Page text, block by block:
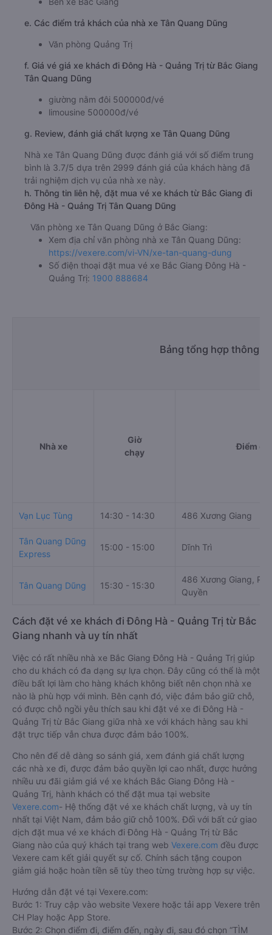
e. Các điểm trả khách của nhà xe Tân Quang Dũng
Văn phòng Quảng Trị
f. Giá vé giá xe khách đi Đông Hà - Quảng Trị từ Bắc Giang
Tân Quang Dũng
giường nằm đôi 500000đ/vé
limousine 500000đ/vé
g. Review, đánh giá chất lượng xe Tân Quang Dũng
Nhà xe Tân Quang Dũng được đánh giá với số điểm trung
bình là 3.7/5 dựa trên 2999 đánh giá của khách hàng đã
trải nghiệm dịch vụ của nhà xe này.
h. Thông tin liên hệ, đặt mua vé xe khách từ Bắc Giang đi
Đông Hà - Quảng Trị Tân Quang Dũng
Văn phòng xe Tân Quang Dũng ở Bắc Giang:
Xem địa chỉ văn phòng nhà xe Tân Quang Dũng:
https://vexere.com/vi-VN/xe-tan-quang-dung
Số điện thoại đặt mua vé xe Bắc Giang Đông Hà -
Quảng Trị: 1900 888684
Bảng tổng hợp thông
Nhà xe
Giờ
chạy
Điểm đi
Vạn Lục Tùng 14:30 - 14:30 486 Xương Giang
Tân Quang Dũng
Express
15:00 - 15:00 Dĩnh Trì
Tân Quang Dũng 15:30 - 15:30
486 Xương Giang,
Quyền
Cách đặt vé xe khách đi Đông Hà - Quảng Trị từ Bắc
Giang nhanh và uy tín nhất
Việc có rất nhiều nhà xe Bắc Giang Đông Hà - Quảng Trị giúp
cho du khách có đa dạng sự lựa chọn. Đây cũng có thể là một
điều bất lợi làm cho hàng khách không biết nên chọn nhà xe
nào là phù hợp với mình. Bên cạnh đó, việc đảm bảo giữ chỗ,
có được chỗ ngồi yêu thích sau khi đặt vé xe đi Đông Hà -
Quảng Trị từ Bắc Giang giữa nhà xe với khách hàng sau khi
đặt trực tiếp vẫn chưa được đảm bảo 100%.
Cho nên để dễ dàng so sánh giá, xem đánh giá chất lượng
các nhà xe đi, được đảm bảo quyền lợi cao nhất, được hưởng
nhiều ưu đãi giảm giá vé xe khách Bắc Giang Đông Hà -
Quảng Trị, hành khách có thể đặt mua tại website
Vexere.com- Hệ thống đặt vé xe khách chất lượng, và uy tín
nhất tại Việt Nam, đảm bảo giữ chỗ 100%. Đối với bất cứ giao
dịch đặt mua vé xe khách đi Đông Hà - Quảng Trị từ Bắc
Giang nào của quý khách tại trang web Vexere.com đều được
Vexere cam kết giải quyết sự cố. Chính sách tặng coupon
giảm giá hoặc hoàn tiền sẽ tùy theo từng trường hợp sự việc.
Hướng dẫn đặt vé tại Vexere.com:
Bước 1: Truy cập vào website Vexere hoặc tải app Vexere trên
CH Play hoặc App Store.
Bước 2: Chọn điểm đi, điểm đến, ngày đi, sau đó chọn “TÌM